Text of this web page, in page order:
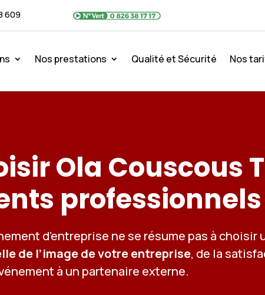
609
Nos prestations Qualité et Sécurité Nos
Ola Couscous
professionnels
d’entreprise ne se résume pas à choisir
de l’image de votre entreprise, de la
à un partenaire externe.